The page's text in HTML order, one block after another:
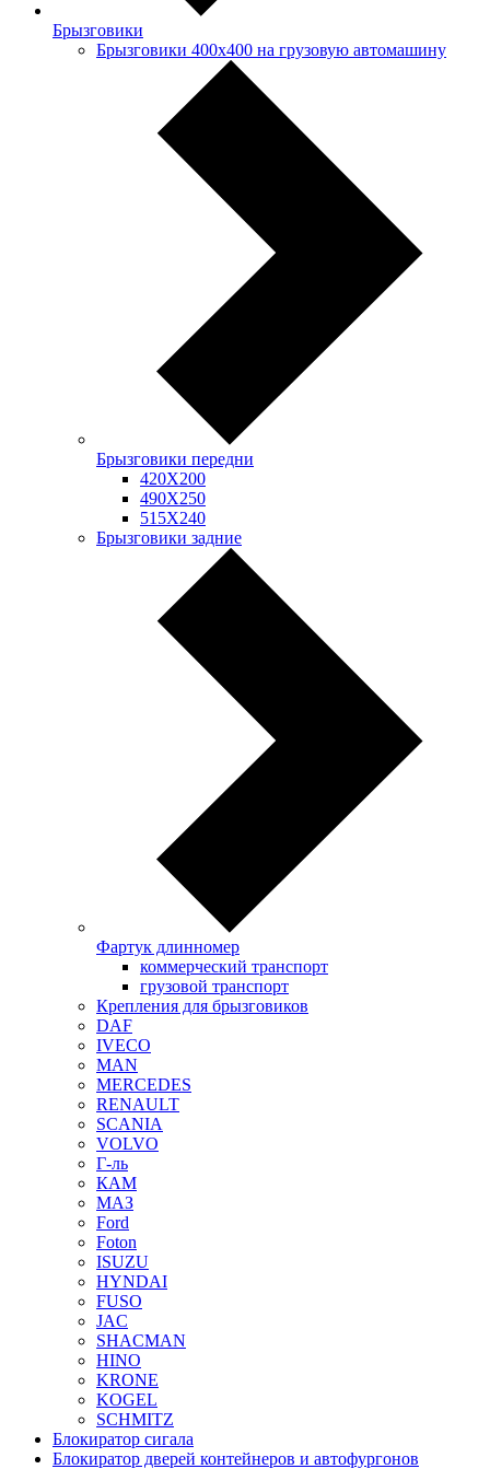
Брызговики
Брызговики 400х400 на грузовую автомашину
Брызговики передни
420Х200
490Х250
515Х240
Брызговики задние
Фартук длинномер
коммерческий транспорт
грузовой транспорт
Крепления для брызговиков
DAF
IVECO
MAN
MERCEDES
RENAULT
SCANIA
VOLVO
Г-ль
КАМ
МАЗ
Ford
Foton
ISUZU
HYNDAI
FUSO
JAC
SHACMAN
HINO
KRONE
KOGEL
SCHMITZ
Блокиратор сигала
Блокиратор дверей контейнеров и автофургонов